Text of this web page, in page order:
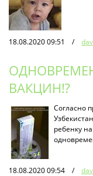
18.08.2020 09:51 /
ВАКЦИН⁉️
Согласно
ребенку
18.08.2020 09:54 /